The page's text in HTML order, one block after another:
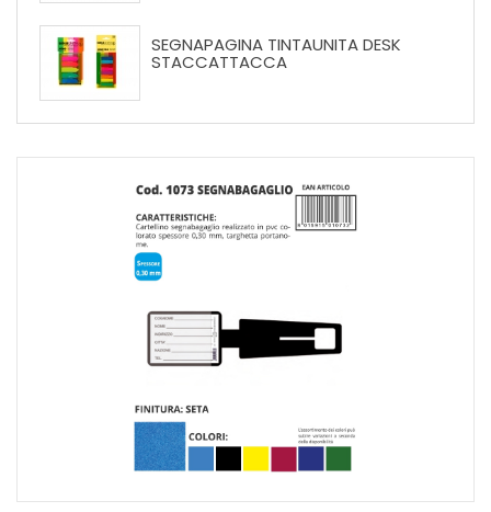
SEGNAPAGINA TINTAUNITA DESK
STACCATTACCA